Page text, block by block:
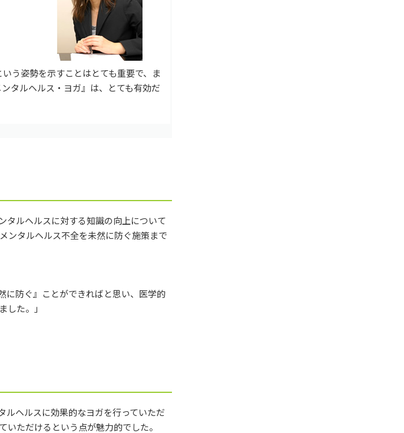
う姿勢を示すことはとても重要で、ま
タルヘルス・ヨガ』は、とても有効だ
タルヘルスに対する知識の向上について
ンタルヘルス不全を未然に防ぐ施策まで
に防ぐ』ことができればと思い、医学的
た。」
ルヘルスに効果的なヨガを行っていただ
ただけるという点が魅力的でした。